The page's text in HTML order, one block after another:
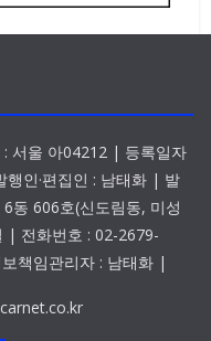
서울 아04212 | 등록일자
인·편집인 : 남태화 | 발
동 606호(신도림동, 미성
| 전화번호 : 02-2679-
책임관리자 : 남태화 |